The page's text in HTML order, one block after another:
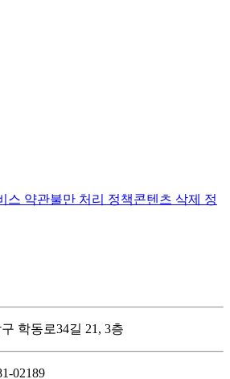
스 약관불만 처리 정책콘텐츠 삭제 정
학동로34길 21, 3층
02189